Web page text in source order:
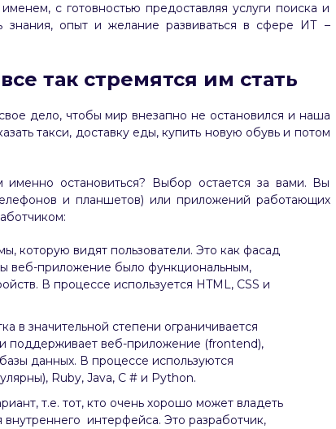
с готовностью предоставляя услуги поиска и
знания, опыт и желание развиваться в сфере ИТ –
так стремятся им стать
дело, чтобы мир внезапно не остановился и наша
такси, доставку еды, купить новую обувь и потом
остановиться? Выбор остается за вами. Вы
и планшетов) или приложений работающих
которую видят пользователи. Это как фасад
веб-приложение было функциональным,
В процессе используется HTML, CSS и
в значительной степени ограничивается
поддерживает веб-приложение (frontend),
данных. В процессе используются
Ruby, Java, C # и Python.
т.е. тот, кто очень хорошо может владеть
интерфейса. Это разработчик,